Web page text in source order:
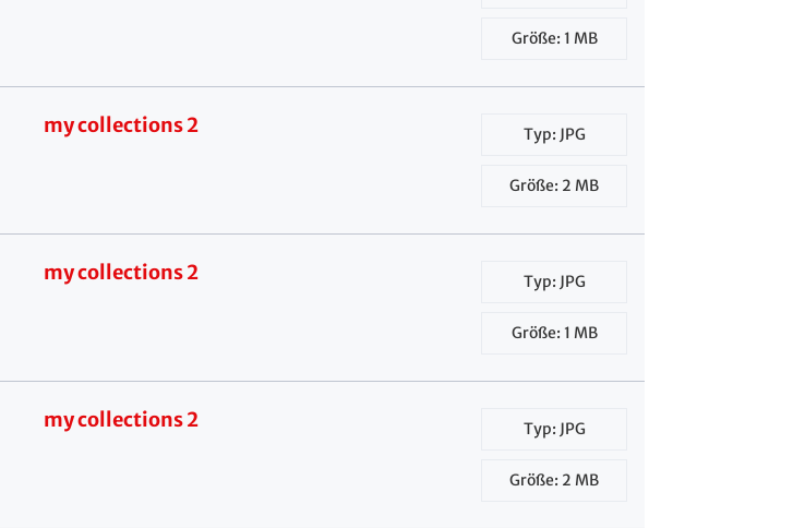
Größe: 1 MB
my collections 2 Typ: JPG
Größe: 2 MB
my collections 2 Typ: JPG
Größe: 1 MB
my collections 2 Typ: JPG
Größe: 2 MB